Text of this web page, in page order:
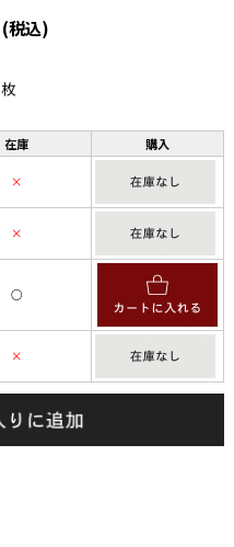
(税込)
枚
在庫 購入
×
×
○
×